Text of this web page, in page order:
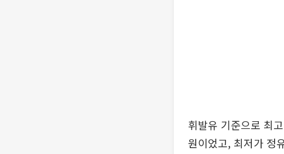
휘발유 기준으로 최
원이었고, 최저가 정